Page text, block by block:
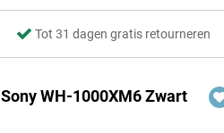
Tot 31 dagen gratis retourneren
Sony WH-1000XM6 Zwart